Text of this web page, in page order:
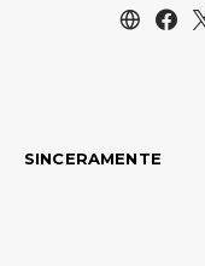
SINCERAMENTE